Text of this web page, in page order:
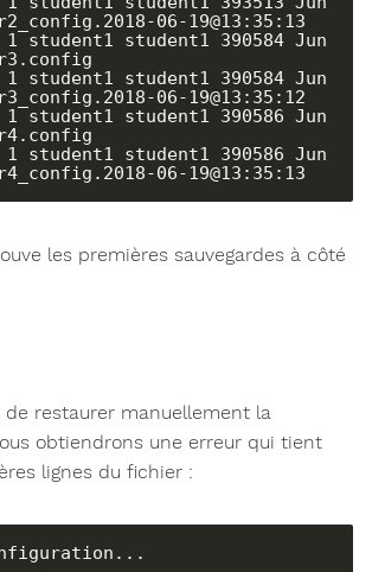
06-19@13:35:13
student1 student1 390584 Jun
student1 student1 390584 Jun
06-19@13:35:12
student1 student1 390586 Jun
student1 student1 390586 Jun
06-19@13:35:13
les premières sauvegardes à côté
restaurer manuellement la
obtiendrons une erreur qui tient
lignes du fichier :